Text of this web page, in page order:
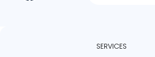
SERVICES